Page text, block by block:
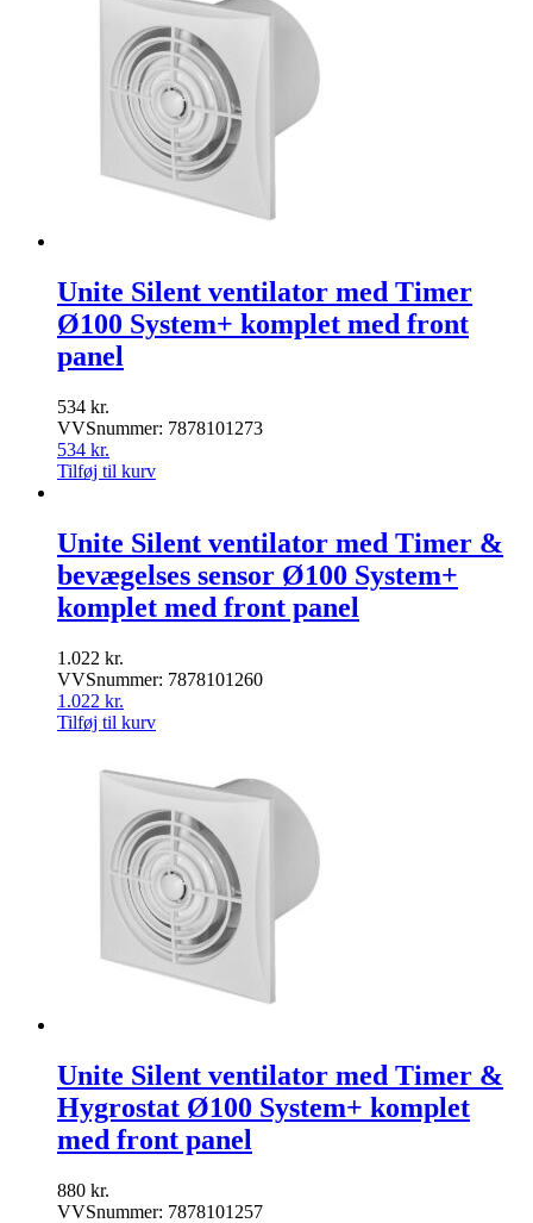
Unite Silent ventilator med Timer
Ø100 System+ komplet med front
panel
534 kr.
VVSnummer: 7878101273
534 kr.
Tilføj til kurv
Unite Silent ventilator med Timer &
bevægelses sensor Ø100 System+
komplet med front panel
1.022 kr.
VVSnummer: 7878101260
1.022 kr.
Tilføj til kurv
Unite Silent ventilator med Timer &
Hygrostat Ø100 System+ komplet
med front panel
880 kr.
VVSnummer: 7878101257